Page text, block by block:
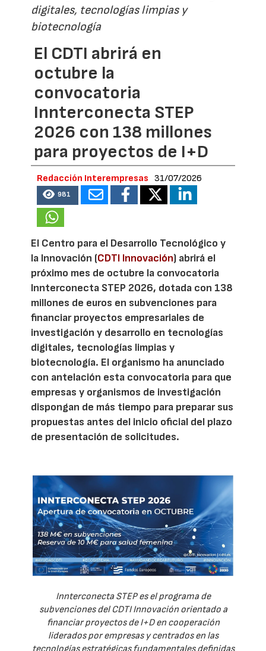
digitales, tecnologías limpias y
biotecnología
El CDTI abrirá en
octubre la
convocatoria
Innterconecta STEP
2026 con 138 millones
para proyectos de I+D
Redacción Interempresas 31/07/2026
981
El Centro para el Desarrollo Tecnológico y
la Innovación (CDTI Innovación) abrirá el
próximo mes de octubre la convocatoria
Innterconecta STEP 2026, dotada con 138
millones de euros en subvenciones para
financiar proyectos empresariales de
investigación y desarrollo en tecnologías
digitales, tecnologías limpias y
biotecnología. El organismo ha anunciado
con antelación esta convocatoria para que
empresas y organismos de investigación
dispongan de más tiempo para preparar sus
propuestas antes del inicio oficial del plazo
de presentación de solicitudes.
Innterconecta STEP es el programa de
subvenciones del CDTI Innovación orientado a
financiar proyectos de I+D en cooperación
liderados por empresas y centrados en las